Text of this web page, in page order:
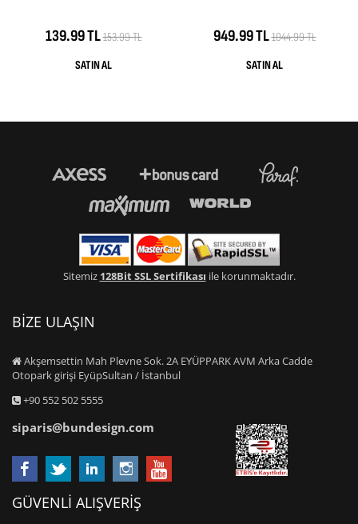
139.99 TL153.99 TL 949.99 TL1044.99 TL
Sitemiz 128Bit SSL Sertifikası ile korunmaktadır.
BİZE ULAŞIN
Akşemsettin Mah Plevne Sok. 2A EYÜPPARK AVM Arka Cadde
Otopark girişi EyüpSultan / İstanbul
+90 552 502 5555
siparis@bundesign.com
GÜVENLİ ALIŞVERİŞ